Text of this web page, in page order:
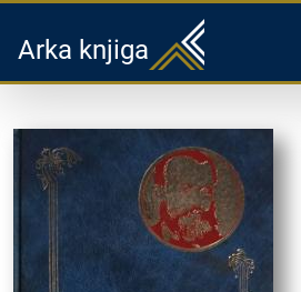
Arka knjiga